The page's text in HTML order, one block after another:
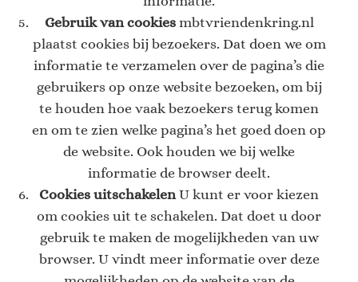
Gebruik van cookiesmbtvriendenkring.nl
plaatst cookies bij bezoekers. Dat doen we om
informatie te verzamelen over de pagina’s die
gebruikers op onze website bezoeken, om bij
te houden hoe vaak bezoekers terug komen
en om te zien welke pagina’s het goed doen op
de website. Ook houden we bij welke
informatie de browser deelt.
Cookies uitschakelenU kunt er voor kiezen
om cookies uit te schakelen. Dat doet u door
gebruik te maken de mogelijkheden van uw
browser. U vindt meer informatie over deze